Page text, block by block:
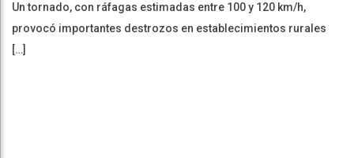
Un tornado, con ráfagas estimadas entre 100 y 120 km/h,
provocó importantes destrozos en establecimientos rurales
[…]